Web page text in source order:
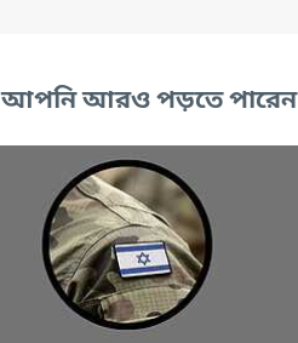
আপনি আরও পড়তে পারেন